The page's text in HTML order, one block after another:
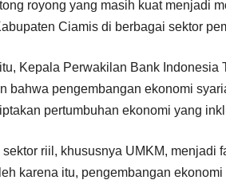
royong yang masih kuat menjadi
Ciamis di berbagai sektor
Kepala Perwakilan Bank Indonesia
bahwa pengembangan ekonomi
pertumbuhan ekonomi yang
sektor riil, khususnya UMKM, menjadi
karena itu, pengembangan